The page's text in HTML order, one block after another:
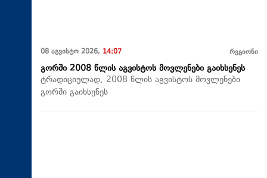
08 აგვისტო 2026, 14:07 რეგიონი
გორში 2008 წლის აგვისტოს მოვლენები გაიხსენეს
ტრადიციულად, 2008 წლის აგვისტოს მოვლენები
გორში გაიხსენეს